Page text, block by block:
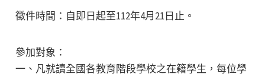
徵件時間：自即日起至112年4月21日止。
參加對象：
一、凡就讀全國各教育階段學校之在籍學生，每位學